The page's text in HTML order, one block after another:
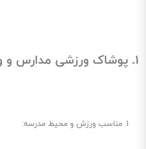
1. پوشاک ورزشی مدارس و ویژگی های آن
1. مناسب ورزش و محیط مدرسه: